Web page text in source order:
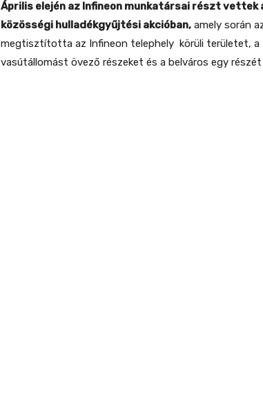
Április elején az Infineon munkatársai részt vettek
közösségi hulladékgyűjtési akcióban, amely során
megtisztította az Infineon telephely körüli területet, a
vasútállomást övező részeket és a belváros egy részét